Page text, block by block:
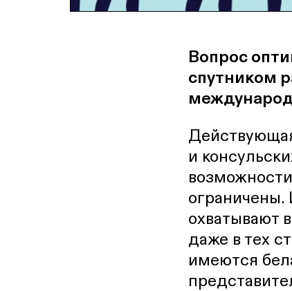
Вопрос
спутником
и
ограничены.
охватывают
даже в тех
имеются